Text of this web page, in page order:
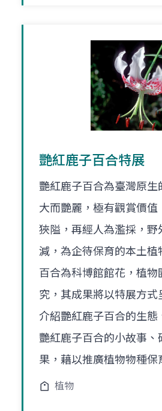
艷紅鹿子百合特展
艷紅鹿子百合為臺灣原生
大而艷麗，極有觀賞價值
狹隘，再經人為濫採，野
減，為企待保育的本土植
百合為科博館館花，植物
究，其成果將以特展方式
介紹艷紅鹿子百合的生態
艷紅鹿子百合的小故事、
果，藉以推廣植物物種保
植物